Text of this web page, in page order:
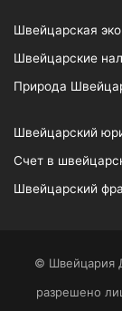
Швейцарская
Швейцарские
Природа
Швейцарский
Счет в
Швейцарский
© Швейцария
разрешено